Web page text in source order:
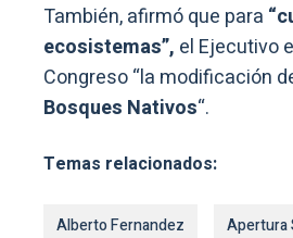
También, afirmó que para
ecosistemas”, el Ejecutivo
Congreso “la modificación
Bosques Nativos“.
Temas relacionados:
Alberto Fernandez Apertura